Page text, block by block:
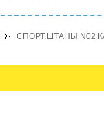
СПОРТ.ШТАНЫ N02